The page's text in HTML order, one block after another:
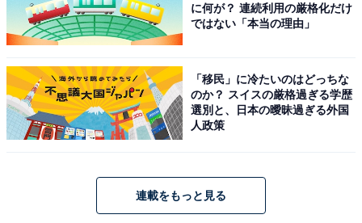
に何が？ 連続利用の厳格化だけ
ではない「本当の理由」
「移民」に冷たいのはどっちな
のか？ スイスの厳格過ぎる学歴
選別と、日本の曖昧過ぎる外国
人政策
連載をもっと見る